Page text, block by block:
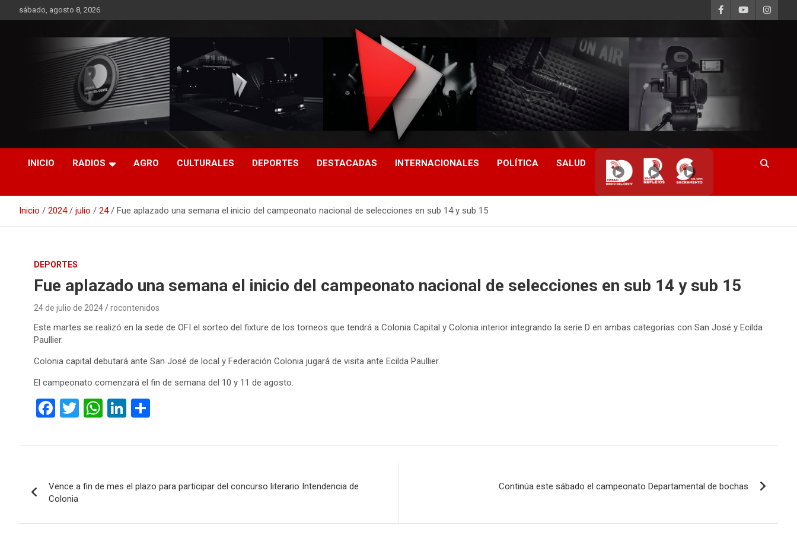
al
sábado, agosto 8, 2026
RO CONTENIDOS
INICIO RADIOS AGRO CULTURALES DEPORTES DESTACADAS INTERNACIONALES POLÍTICA SALUD
▶ ▶ ▶
Inicio 2024 julio 24 Fue aplazado una semana el inicio del campeonato nacional de selecciones en sub 14 y sub 15
DEPORTES
Fue aplazado una semana el inicio del campeonato nacional de selecciones en sub 14 y sub 15
24 de julio de 2024 rocontenidos
Este martes se realizó en la sede de OFI el sorteo del fixture de los torneos que tendrá a Colonia Capital y Colonia interior integrando la serie D en ambas categorías con San José y Ecilda
Paullier.
Colonia capital debutará ante San José de local y Federación Colonia jugará de visita ante Ecilda Paullier.
El campeonato comenzará el fin de semana del 10 y 11 de agosto.
F
ce
o
o
k
T
tt
W
at
A
p
Li
ke
n
m
ar
de
entradas
Vence a fin de mes el plazo para participar del concurso literario Intendencia de
Colonia
Continúa este sábado el campeonato Departamental de bochas